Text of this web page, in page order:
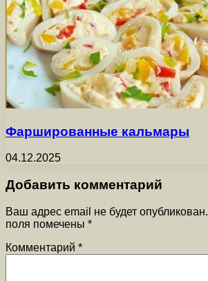
Фаршированные кальмары
04.12.2025
Добавить комментарий
Ваш адрес email не будет опубликован.
поля помечены *
Комментарий *